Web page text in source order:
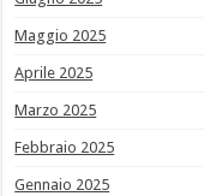
Maggio 2025
Aprile 2025
Marzo 2025
Febbraio 2025
Gennaio 2025